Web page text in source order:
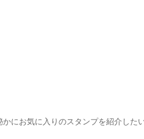
お気に入りのスタンプを紹介したい